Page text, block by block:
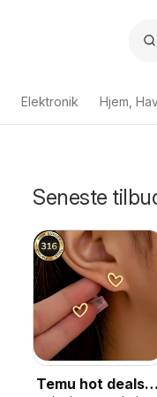
Elektronik Hjem,
Seneste
Temu hot deals –